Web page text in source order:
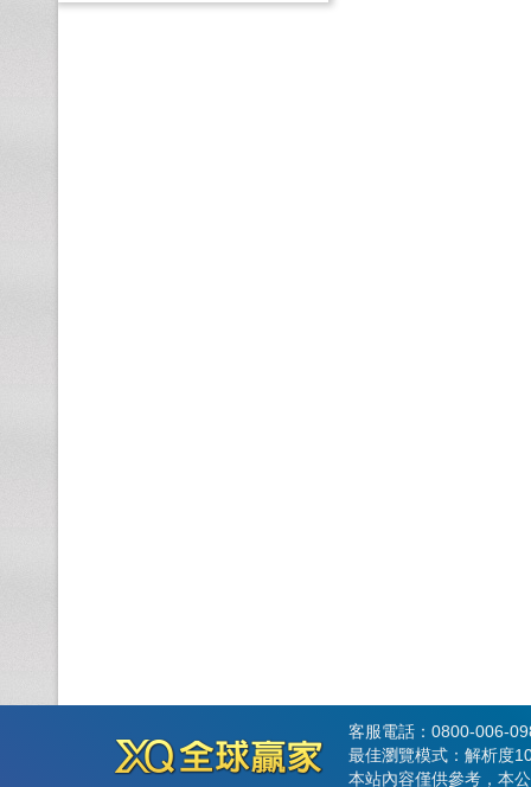
客服電話：0800-006-
最佳瀏覽模式：解析度
本站內容僅供參考，本